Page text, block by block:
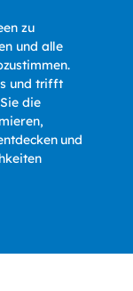
zu
und alle
und trifft
die
und